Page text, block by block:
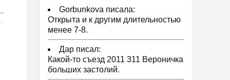
Gorbunkova писала:
Открыта и к другим длительностью
менее 7-8.
Дар писал:
Какой-то съезд 2011 311 Вероничка
больших застолий.